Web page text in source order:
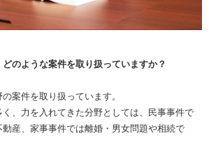
のような案件を取り扱っていますか？
案件を取り扱っています。
、力を入れてきた分野としては、民事事件で
産、家事事件では離婚・男女問題や相続で